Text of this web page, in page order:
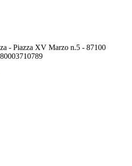
- Piazza XV Marzo n.5 - 87100